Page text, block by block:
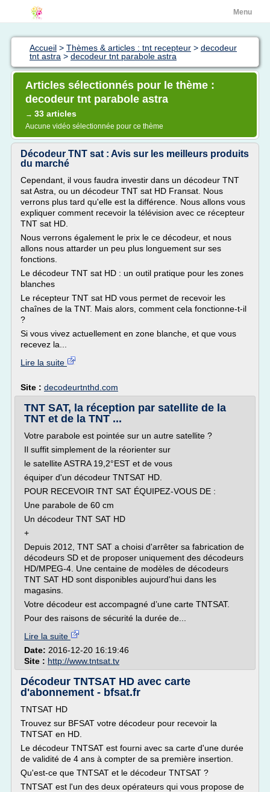
Menu
Accueil > Thèmes & articles : tnt recepteur > decodeur
tnt astra > decodeur tnt parabole astra
Articles sélectionnés pour le thème :
decodeur tnt parabole astra
→ 33 articles
Aucune vidéo sélectionnée pour ce thème
Décodeur TNT sat : Avis sur les meilleurs produits
du marché
Cependant, il vous faudra investir dans un décodeur TNT
sat Astra, ou un décodeur TNT sat HD Fransat. Nous
verrons plus tard qu'elle est la différence. Nous allons vous
expliquer comment recevoir la télévision avec ce récepteur
TNT sat HD.
Nous verrons également le prix le ce décodeur, et nous
allons nous attarder un peu plus longuement sur ses
fonctions.
Le décodeur TNT sat HD : un outil pratique pour les zones
blanches
Le récepteur TNT sat HD vous permet de recevoir les
chaînes de la TNT. Mais alors, comment cela fonctionne-t-il
?
Si vous vivez actuellement en zone blanche, et que vous
recevez la...
Lire la suite
Site : decodeurtnthd.com
TNT SAT, la réception par satellite de la
TNT et de la TNT ...
Votre parabole est pointée sur un autre satellite ?
Il suffit simplement de la réorienter sur
le satellite ASTRA 19,2°EST et de vous
équiper d'un décodeur TNTSAT HD.
POUR RECEVOIR TNT SAT ÉQUIPEZ-VOUS DE :
Une parabole de 60 cm
Un décodeur TNT SAT HD
+
Depuis 2012, TNT SAT a choisi d'arrêter sa fabrication de
décodeurs SD et de proposer uniquement des décodeurs
HD/MPEG-4. Une centaine de modèles de décodeurs
TNT SAT HD sont disponibles aujourd'hui dans les
magasins.
Votre décodeur est accompagné d’une carte TNTSAT.
Pour des raisons de sécurité la durée de...
Lire la suite
Date: 2016-12-20 16:19:46
Site : http://www.tntsat.tv
Décodeur TNTSAT HD avec carte
d'abonnement - bfsat.fr
TNTSAT HD
Trouvez sur BFSAT votre décodeur pour recevoir la
TNTSAT en HD.
Le décodeur TNTSAT est fourni avec sa carte d'une durée
de validité de 4 ans à compter de sa première insertion.
Qu'est-ce que TNTSAT et le décodeur TNTSAT ?
TNTSAT est l'un des deux opérateurs qui vous propose de